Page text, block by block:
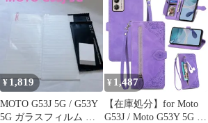
G13 カバー スマホ 手帳
g53j 5G G32 E32S G31
Edge 40 20 Fusion E6S
E7 Power G Pro G10
ゃれ ストラップ付き ス
タンド機能 カード収納
軽量 薄型 耐衝撃 高級
PUレザー 滑り防止 財
布型 内蔵マグネット 開
閉式 チェック柄 上質
¥ 1,819
MOTO G53J 5G / G53Y
5G ガラスフィルム 保
¥ 1,487
【在庫処分】for Moto
G53J / Moto G53Y 5G ケ